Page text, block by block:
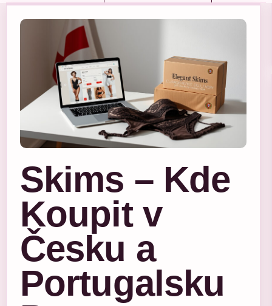
Skims – Kde
Koupit v
Česku a
Portugalsku